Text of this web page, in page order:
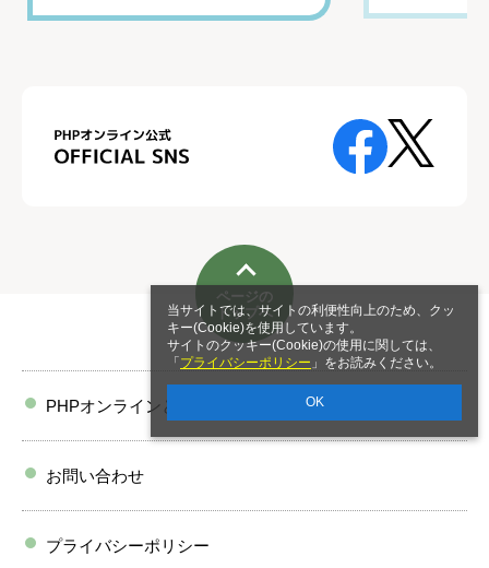
当サイトでは、サイトの利便性向上のため、クッ
キー(Cookie)を使用しています。
サイトのクッキー(Cookie)の使用に関しては、
「 プライバシーポリシー 」をお読みください。
OK
ページの
トップへ
PHPオンラインとは
お問い合わせ
プライバシーポリシー